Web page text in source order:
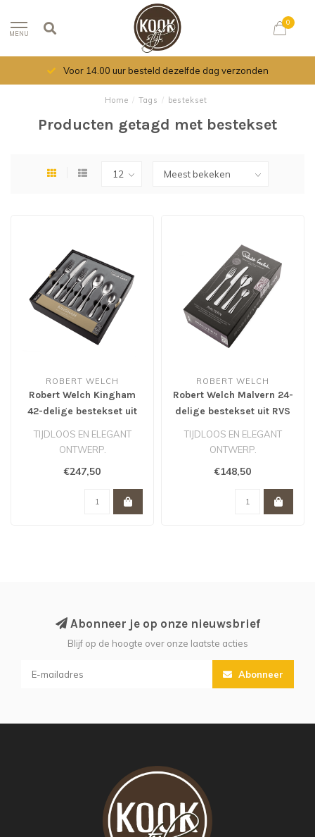
MENU
0
Voor 14.00 uur besteld dezelfde dag verzonden
Home / Tags / bestekset
Producten getagd met bestekset
ROBERT WELCH
Robert Welch Kingham
42-delige bestekset uit
RVS
TIJDLOOS EN ELEGANT
ONTWERP.
MET DELICATE LIJNEN EN
HANDV..
€247,50
ROBERT WELCH
Robert Welch Malvern 24-
delige bestekset uit RVS
TIJDLOOS EN ELEGANT
ONTWERP.
MET DELICATE LIJNEN EN
HANDV..
€148,50
Abonneer je op onze nieuwsbrief
Blijf op de hoogte over onze laatste acties
Abonneer